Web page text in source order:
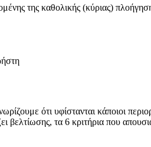
της καθολικής (κύριας)
ότι υφίστανται κάποιοι
τα 6 κριτήρια που